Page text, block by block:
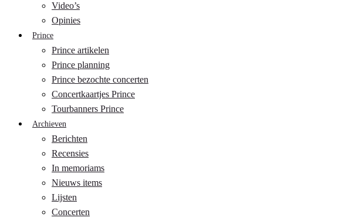
Video’s
Opinies
Prince
Prince artikelen
Prince planning
Prince bezochte concerten
Concertkaartjes Prince
Tourbanners Prince
Archieven
Berichten
Recensies
In memoriams
Nieuws items
Lijsten
Concerten